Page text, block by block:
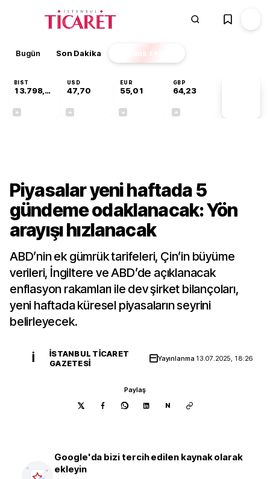
Bugün Son Dakika Finans EKSTRA
BIST
13.798,82
USD
47,70
EUR
55,01
GBP
64,23
Piyasalar yeni haftada 5
gündeme odaklanacak: Yön
arayışı hızlanacak
ABD’nin ek gümrük tarifeleri, Çin’in büyüme
verileri, İngiltere ve ABD’de açıklanacak
enflasyon rakamları ile dev şirket bilançoları,
yeni haftada küresel piyasaların seyrini
belirleyecek.
İ
İSTANBUL TICARET
GAZETESI
Yayınlanma 13.07.2025, 18:26
Paylaş
N
Google'da bizi tercih edilen kaynak olarak
ekleyin